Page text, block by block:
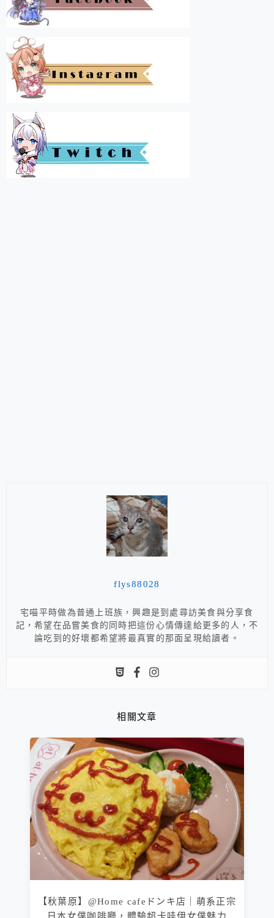
flys88028
宅喵平時做為普通上班族，興趣是到處尋訪美食與分享食
記，希望在品嘗美食的同時把這份心情傳達給更多的人，不
論吃到的好壞都希望將最真實的那面呈現給讀者。
相關文章
【秋葉原】@Home cafeドンキ店｜萌系正宗